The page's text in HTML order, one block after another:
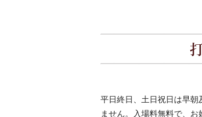
平日終日、土日祝日は早朝
ません。入場料無料で、